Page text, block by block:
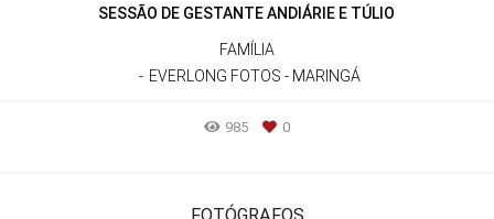
SESSÃO DE GESTANTE ANDIÁRIE E TÚLIO
FAMÍLIA
EVERLONG FOTOS - MARINGÁ
985 0